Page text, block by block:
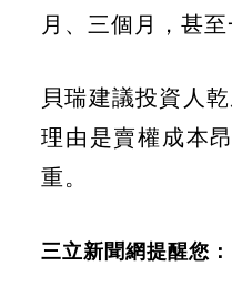
月、三個月，甚
貝瑞建議投資人
理由是賣權成本
重。
三立新聞網提醒您：